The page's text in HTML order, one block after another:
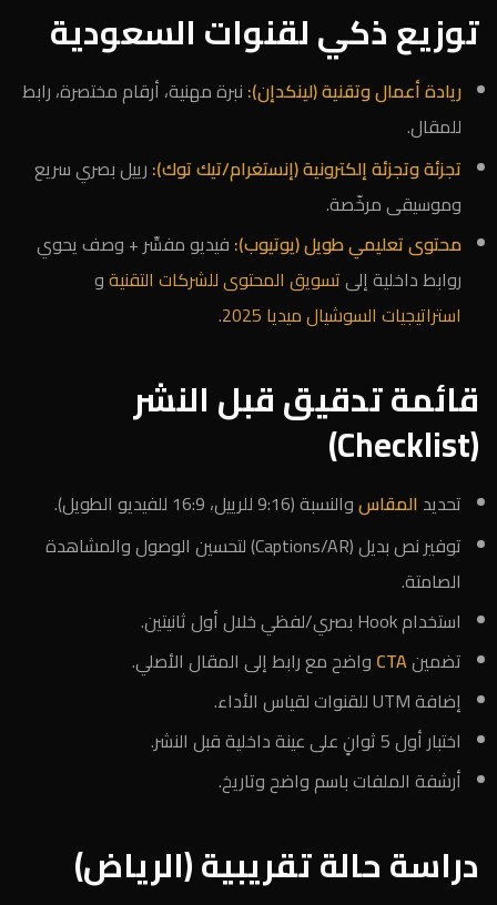
توزيع ذكي لقنوات السعودية
ريادة أعمال وتقنية (لينكدإن): نبرة مهنية، أرقام مختصرة، رابط
للمقال.
تجزئة وتجزئة إلكترونية (إنستغرام/تيك توك): رييل بصري سريع
وموسيقى مرخّصة.
محتوى تعليمي طويل (يوتيوب): فيديو مفسِّر + وصف يحوي
روابط داخلية إلىتسويق المحتوى للشركات التقنيةو
استراتيجيات السوشيال ميديا 2025
.
قائمة تدقيق قبل النشر
(Checklist)
تحديد المقاسوالنسبة (9:16 للرييل، 16:9 للفيديو الطويل).
توفير نص بديل (Captions/AR) لتحسين الوصول والمشاهدة
الصامتة.
استخدام Hook بصري/لفظي خلال أول ثانيتين.
تضمينCTA واضح مع رابط إلى المقال الأصلي.
إضافة UTM للقنوات لقياس الأداء.
اختبار أول 5 ثوانٍ على عينة داخلية قبل النشر.
أرشفة الملفات باسم واضح وتاريخ.
دراسة حالة تقريبية (الرياض)